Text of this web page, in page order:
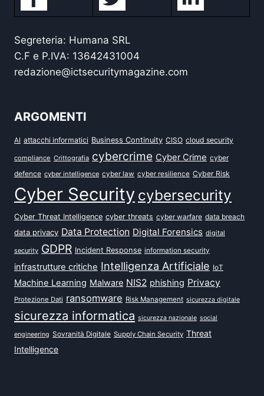
Segreteria: Humana SRL
C.F e P.IVA: 13642431004
redazione@ictsecuritymagazine.com
ARGOMENTI
AI attacchi informatici Business Continuity CISO cloud security
compliance Crittografia cybercrime Cyber Crime cyber
defence cyber intelligence cyber law cyber resilience Cyber Risk
Cyber Security cybersecurity
Cyber Threat Intelligence cyber threats cyber warfare data breach
data privacy Data Protection Digital Forensics digital
security GDPR Incident Response information security
infrastrutture critiche Intelligenza Artificiale IoT
Machine Learning Malware NIS2 phishing Privacy
Protezione Dati ransomware Risk Management sicurezza digitale
sicurezza informatica sicurezza nazionale social
engineering Sovranità Digitale Supply Chain Security Threat
Intelligence